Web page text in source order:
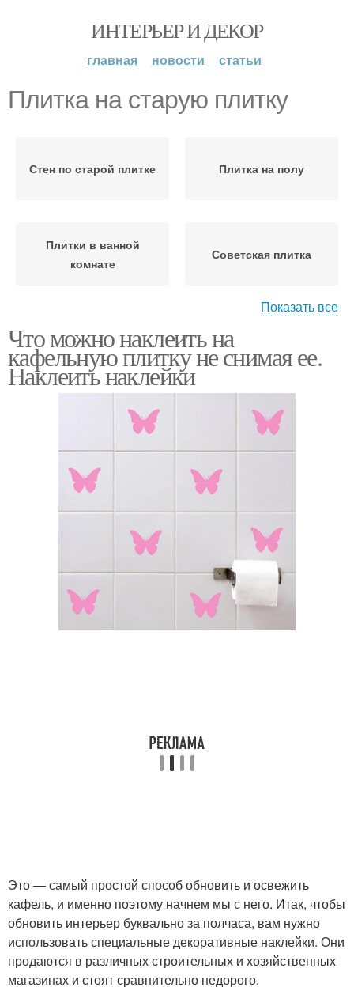
ИНТЕРЬЕР И ДЕКОР
главная новости статьи
Плитка на старую плитку
Стен по старой плитке Плитка на полу
Плитки в ванной
комнате
Советская плитка
Керамическая плитка Плитка в ссср
Плитка в интерьере Напольная плитка
Плитка на плитку Панели на плитку
Показать все
Что можно наклеить на
кафельную плитку не снимая ее.
Наклеить наклейки
Это — самый простой способ обновить и освежить
кафель, и именно поэтому начнем мы с него. Итак, чтобы
обновить интерьер буквально за полчаса, вам нужно
использовать специальные декоративные наклейки. Они
продаются в различных строительных и хозяйственных
магазинах и стоят сравнительно недорого.